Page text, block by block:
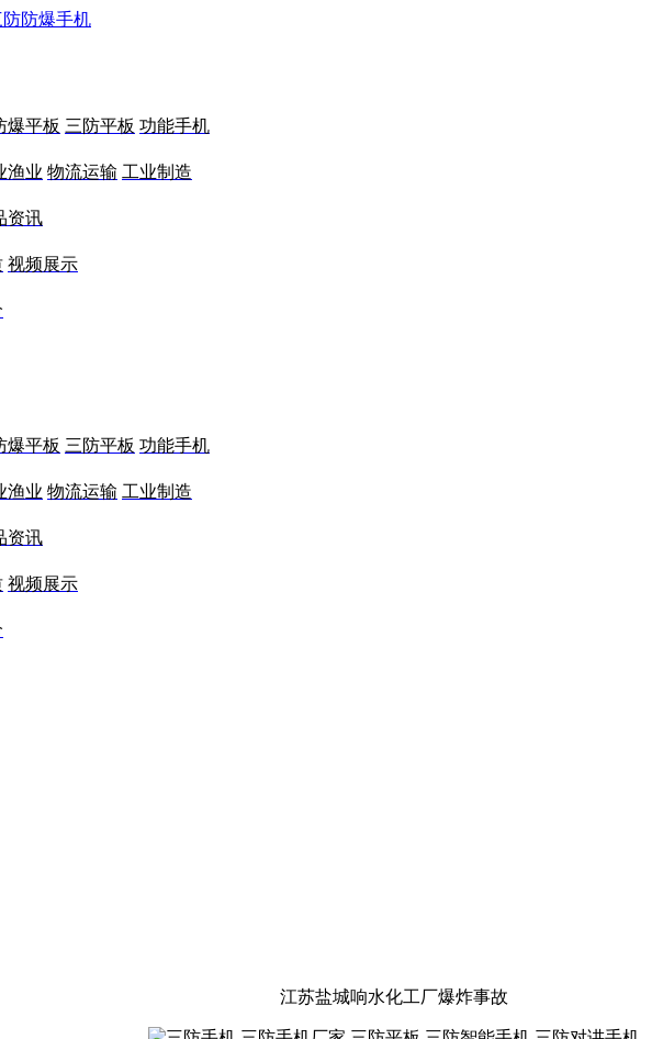
爆平板 三防平板 功能手机
渔业 物流运输 工业制造
资讯
视频展示
爆平板 三防平板 功能手机
渔业 物流运输 工业制造
资讯
视频展示
江苏盐城响水化工厂爆炸事故